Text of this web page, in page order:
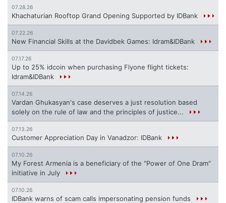
07.28.26
Khachaturian Rooftop Grand Opening Supported by IDBank
07.22.26
New Financial Skills at the Davidbek Games: Idram&IDBank
07.17.26
Up to 25% idcoin when purchasing Flyone flight tickets:
Idram&IDBank
07.14.26
Vardan Ghukasyan's case deserves a just resolution based
solely on the rule of law and the principles of justice...
07.13.26
Customer Appreciation Day in Vanadzor: IDBank
07.10.26
My Forest Armenia is a beneficiary of the "Power of One Dram"
initiative in July
07.10.26
IDBank warns of scam calls impersonating pension funds